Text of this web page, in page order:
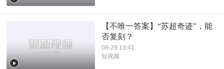
【不唯一答案】“苏超奇迹”，能
否复刻？
08-29 13:41
短视频